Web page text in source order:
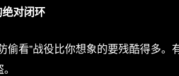
对闭环
偷看”战役比你想象的要残酷得多